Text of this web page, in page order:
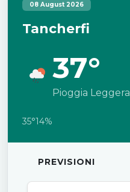
08 August 2026
Tancherfi
37°
Pioggia Leggera
35°14%
PREVISIONI